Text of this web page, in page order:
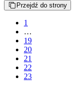
Przejdź do strony
1
…
19
20
21
22
23